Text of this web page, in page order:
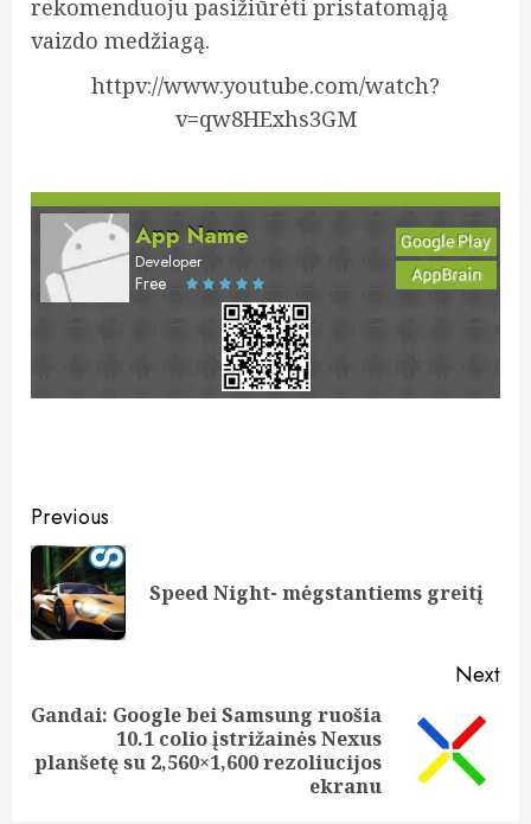
rekomenduoju pasižiūrėti pristatomąją
vaizdo medžiagą.
httpv://www.youtube.com/watch?
v=qw8HExhs3GM
App Name
Developer
Free
Post
navigation
Previous
Speed Night- mėgstantiems greitį
Next
post:
Gandai: Google bei Samsung ruošia
10.1 colio įstrižainės Nexus
planšetę su 2,560×1,600 rezoliucijos
ekranu